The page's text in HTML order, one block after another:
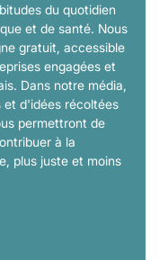
du quotidien
et de santé. Nous
gratuit, accessible
engagées et
Dans notre média,
d'idées récoltées
permettront de
à la
plus juste et moins